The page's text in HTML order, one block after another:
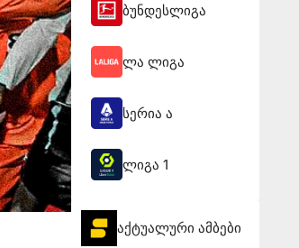
ბუნდესლიგა
ლა ლიგა
სერია ა
ლიგა 1
აქტუალური ამბები